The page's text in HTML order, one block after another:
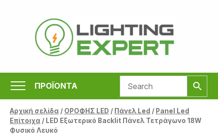
περιεχόμενο
ΠΡΟΪΟΝΤΑ
Αρχική σελίδα/ ΟΡΟΦΗΣ LED / Πάνελ Led / Panel Led
Επίτοιχα/ LED Εξωτερικό Backlit Πάνελ Τετράγωνο 18W
Φυσικό Λευκό